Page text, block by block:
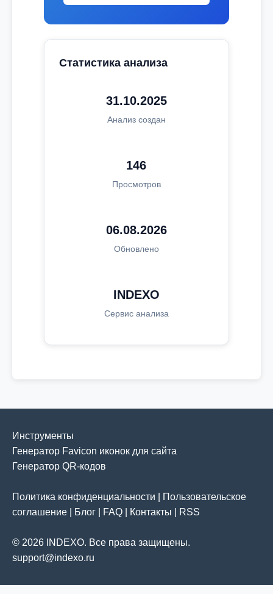
Статистика анализа
31.10.2025
Анализ создан
146
Просмотров
06.08.2026
Обновлено
INDEXO
Сервис анализа
Инструменты
Генератор Favicon иконок для сайта
Генератор QR-кодов
Политика конфиденциальности
Пользовательское
соглашение
Блог FAQ Контакты RSS
© 2026 INDEXO. Все права защищены.
support@indexo.ru